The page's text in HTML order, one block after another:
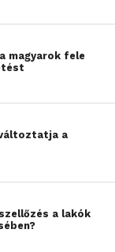
is
magyarok fele
a
a lakók